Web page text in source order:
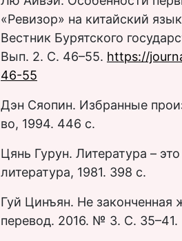
«Ревизор» на китайский
Вестник Бурятского
Вып. 2. С. 46–55. https://
46-55
Дэн Сяопин. Избранные
во, 1994. 446 с.
Цянь Гурун. Литература –
литература, 1981. 398 с.
Гуй Цинъян. Не
перевод. 2016. № 3. С. 35–41.